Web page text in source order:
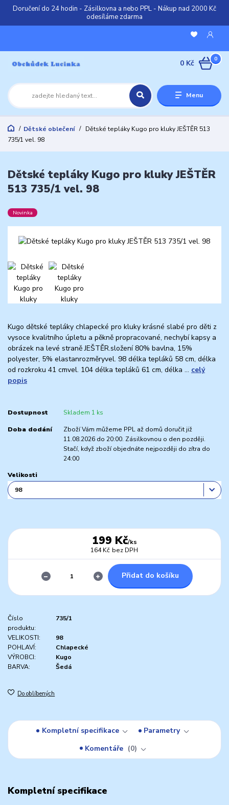
Doručení do 24 hodin - Zásilkovna a nebo PPL - Nákup nad 2000 Kč
odesíláme zdarma
Menu
0
0 Kč
Dětské oblečení
Dětské tepláky Kugo pro kluky JEŠTĚR 513
735/1 vel. 98
Dětské tepláky Kugo pro kluky JEŠTĚR
513 735/1 vel. 98
Novinka
Kugo dětské tepláky chlapecké pro kluky krásné slabé pro děti z
vysoce kvalitního úpletu a pěkně propracované, nechybí kapsy a
obrázek na levé straně JEŠTĚR.složení 80% bavlna, 15%
polyester, 5% elastanrozměryvel. 98 délka tepláků 58 cm, délka
od rozkroku 41 cmvel. 104 délka tepláků 61 cm, délka ... celý
popis
Dostupnost Skladem 1 ks
Doba dodání
Zboží Vám můžeme PPL až domů doručit již
11.08.2026 do 20:00. Zásilkovnou o den později.
Stačí, když zboží objednáte nejpozději do zítra do
24:00
Velikosti
199 Kč/ks
164 Kč bez DPH
Přidat do košíku
Číslo
produktu:
735/1
VELIKOSTI:
98
POHLAVÍ:
Chlapecké
VÝROBCI:
Kugo
BARVA:
Šedá
Do oblíbených
Kompletní specifikace
Parametry
Komentáře
0
Kompletní specifikace